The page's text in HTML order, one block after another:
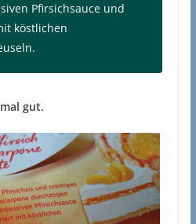
Pfirsichsauce und
köstlichen
gut.